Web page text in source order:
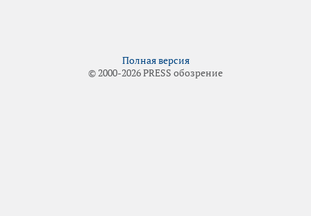
Полная версия
© 2000-2026 PRESS обозрение